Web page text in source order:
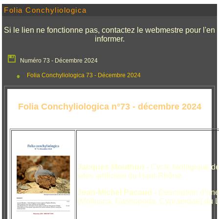
Folia Conchyliologica
Si le lien ne fonctionne pas, contactez le webmestre pour l'en
informer.
Numéro 73 - Décembre 2024
Folia Conchyliologica 73 - Décembre 2024
Folia Conchyliologica n°73 - décembre 2024
Jacques Mouthon - Cycle biologique
sites artificiels du Haut-Rhône.
Jean-Michel Pacaud - Description
(Mollusca, Gastropoda, Cypraeidae) du